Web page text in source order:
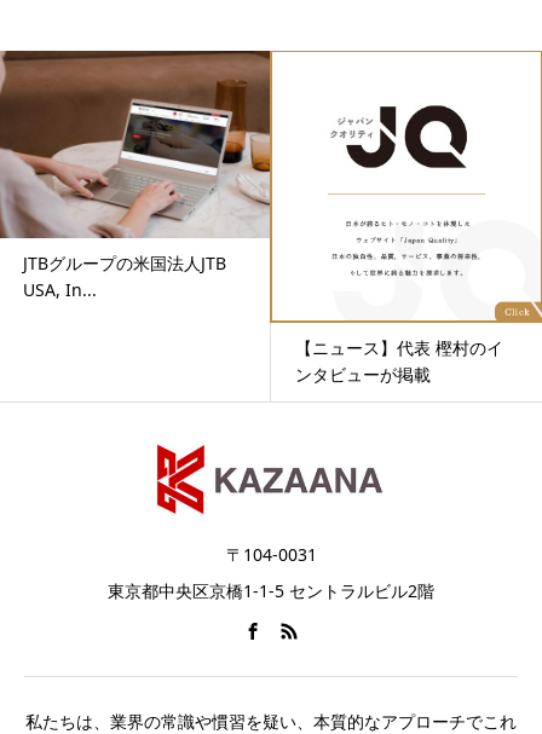
JTBグループの米国法人JTB
USA, In...
【ニュース】代表 樫村のイ
ンタビューが掲載
〒104-0031
東京都中央区京橋1-1-5 セントラルビル2階
私たちは、業界の常識や慣習を疑い、本質的なアプローチでこれ